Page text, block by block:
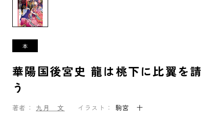
華陽国後宮史 龍は桃下に比翼を請
う
著者： 九月 文 イラスト： 駒宮 十